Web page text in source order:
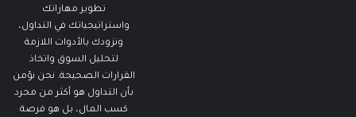
تطوير مهاراتك
واستراتيجياتك في التداول،
ونزودك بالأدوات اللازمة
لتحليل السوق واتخاذ
القرارات الصحيحة. نحن نؤمن
بأن التداول هو أكثر من مجرد
كسب المال، بل هو فرصة